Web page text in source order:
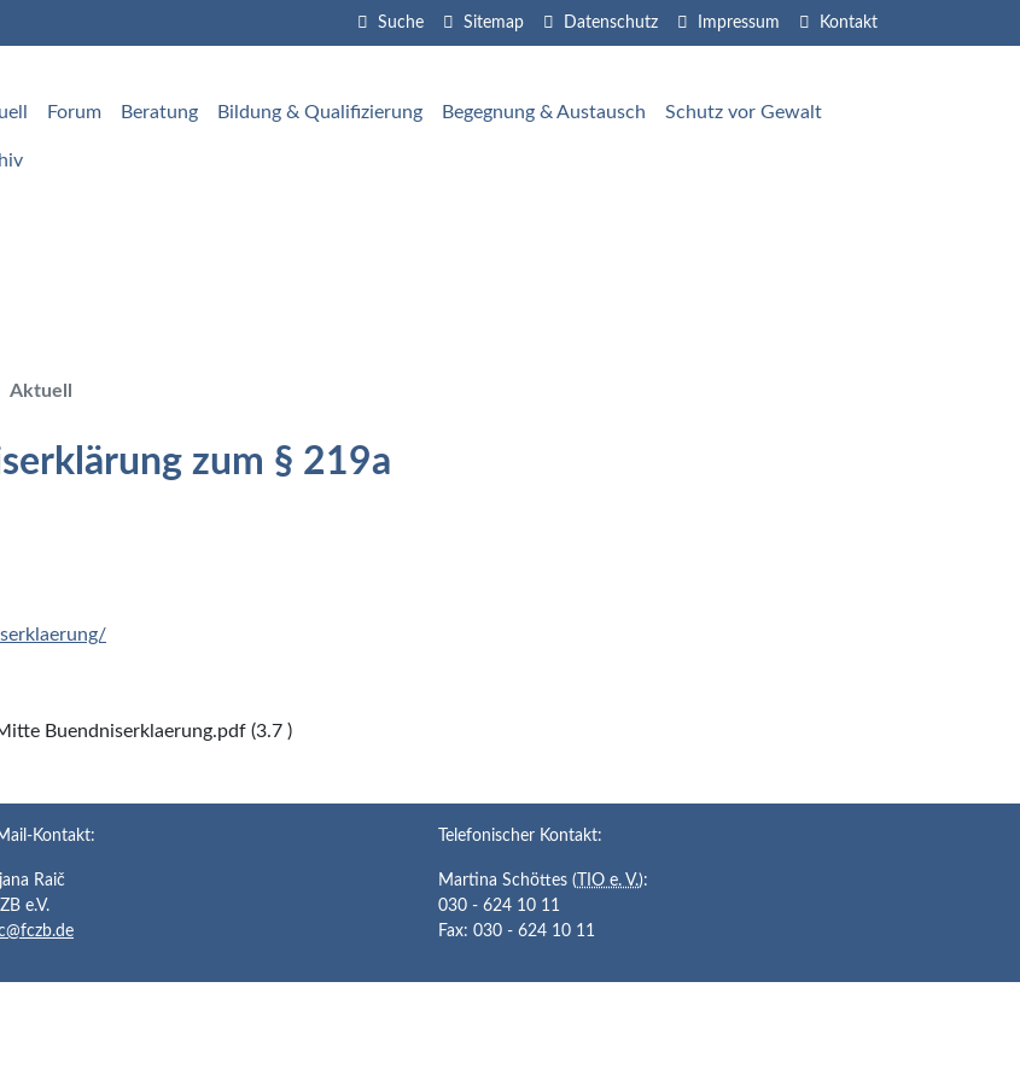
Suche Sitemap Datenschutz Impressum Kontakt
überspringen
Forum Beratung Bildung & Qualifizierung Begegnung & Austausch Schutz vor Gewalt
überspringen
Aktuell
zum § 219a
Buendniserklaerung.pdf (3.7 )
Kontakt:
Raič
e.V.
Telefonischer Kontakt:
Martina Schöttes (TIO e. V.):
030 - 624 10 11
Fax: 030 - 624 10 11